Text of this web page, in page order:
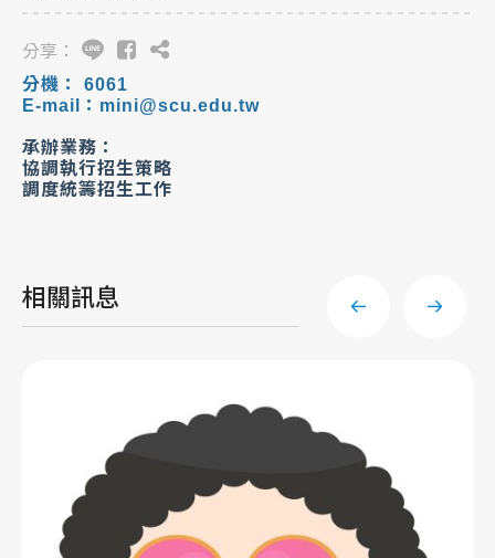
分享：
分機 ：
6061
E-mail：mini@scu.edu.tw
承辦業務：
協調執行招生策略
調度統籌招生工作
相關訊息